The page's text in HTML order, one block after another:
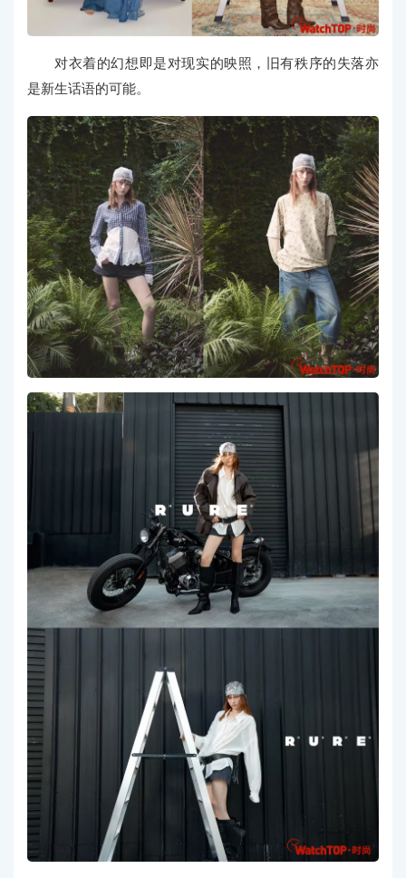
对衣着的幻想即是对现实的映照，旧有秩序的失落亦
是新生话语的可能。